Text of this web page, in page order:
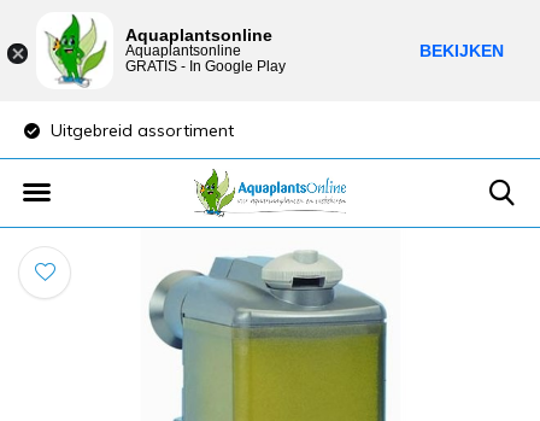
Uitgebreid assortiment
Aquaplantsonline
Aquaplantsonline
GRATIS - In Google Play
BEKIJKEN